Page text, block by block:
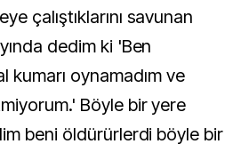
çalıştıklarını savunan
dedim ki 'Ben
kumarı oynamadım ve
Böyle bir yere
beni öldürürlerdi böyle bir